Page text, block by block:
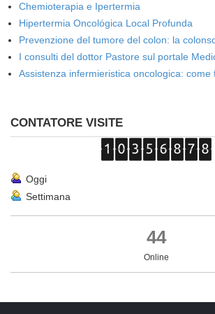
Chemioterapia e Ipertermia
Hipertermia Oncológica Local Profunda
Prevenzione del tumore del colon: la
I consulti del dottor Pastore sul portale
Assistenza infermieristica oncologica: come
CONTATORE VISITE
Oggi
Settimana
44
Online